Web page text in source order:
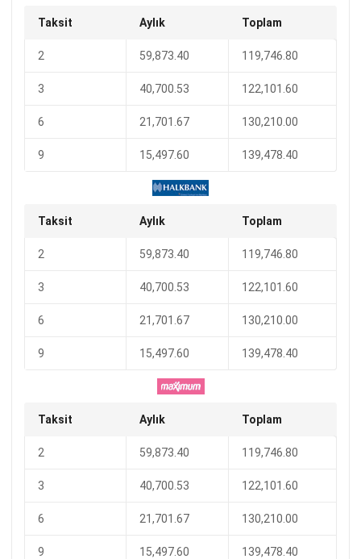
Taksit Aylık Toplam
2 59,873.40 119,746.80
3 40,700.53 122,101.60
6 21,701.67 130,210.00
9 15,497.60 139,478.40
Taksit Aylık Toplam
2 59,873.40 119,746.80
3 40,700.53 122,101.60
6 21,701.67 130,210.00
9 15,497.60 139,478.40
Taksit Aylık Toplam
2 59,873.40 119,746.80
3 40,700.53 122,101.60
6 21,701.67 130,210.00
9 15,497.60 139,478.40